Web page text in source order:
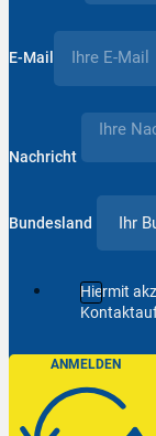
E-Mail
Nachricht
Bundesland
Hiermit
ANMELDEN